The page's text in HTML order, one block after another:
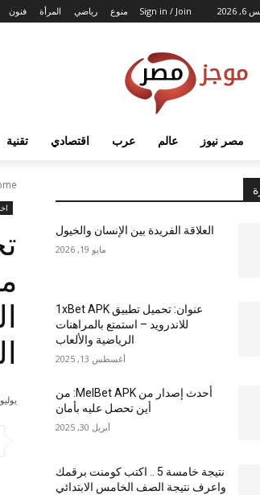
Sign in / Join فنون المرأة رياضي منوع
مصر نيوز عالم عرب اقتصادي تقنية
يوليو 16, 2015
العلاقة الفريدة بين الإنسان والخيول
مايو 19, 2026
عنوان: تحميل تطبيق 1xBet APK
للاندرويد – استمتع بالمراهنات
الرياضية والألعاب
أغسطس 13, 2025
أحدث إصدار من MelBet APK: من
أين تحصل عليه بأمان
أبريل 30, 2025
نتيجة خامسة 5 .. اكتب كومنت برقمك
واعرف نتيجة الصف الخامس الابتدائي